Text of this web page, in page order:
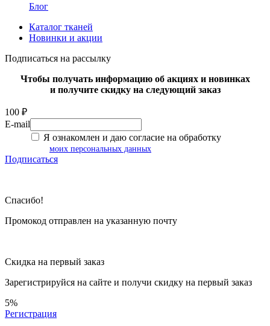
Блог
Каталог тканей
Новинки и акции
Подписаться на рассылку
Чтобы получать информацию об акциях и новинках
и получите скидку на следующий заказ
100 ₽
E-mail
Я ознакомлен и даю согласие на обработку
моих персональных данных
Подписаться
Спасибо!
Промокод отправлен на указанную почту
Скидка на первый заказ
Зарегистрируйся на сайте и получи скидку на первый заказ
5%
Регистрация